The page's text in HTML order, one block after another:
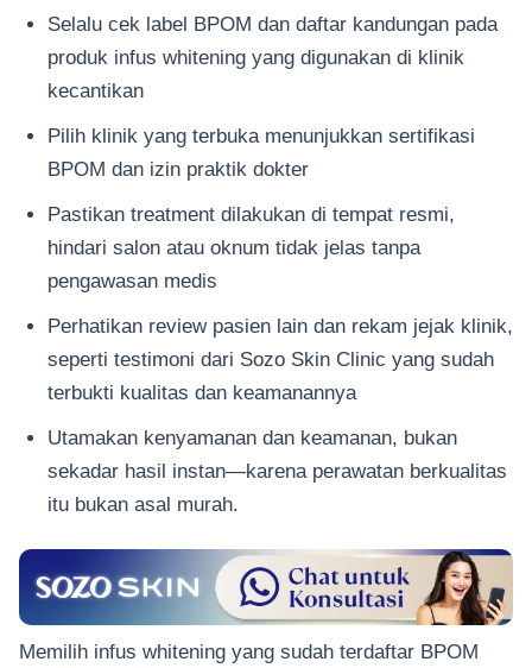
Selalu cek label BPOM dan daftar kandungan pada
produk infus whitening yang digunakan di klinik
kecantikan
Pilih klinik yang terbuka menunjukkan sertifikasi
BPOM dan izin praktik dokter
Pastikan treatment dilakukan di tempat resmi,
hindari salon atau oknum tidak jelas tanpa
pengawasan medis
Perhatikan review pasien lain dan rekam jejak klinik,
seperti testimoni dari Sozo Skin Clinic yang sudah
terbukti kualitas dan keamanannya
Utamakan kenyamanan dan keamanan, bukan
sekadar hasil instan—karena perawatan berkualitas
itu bukan asal murah.
Memilih infus whitening yang sudah terdaftar BPOM